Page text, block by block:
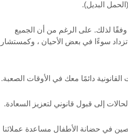
البديل).
لذلك. على الرغم من أن الجميع
تزداد سوءًا في بعض الأحيان ، وكمستشار
دائمًا معك في الأوقات الصعبة.
إلى قبول قانوني لتعزيز السعادة.
في حضانة الأطفال مساعدة عملائنا